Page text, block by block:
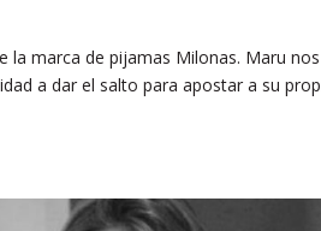
la marca de pijamas Milonas. Maru nos
a dar el salto para apostar a su